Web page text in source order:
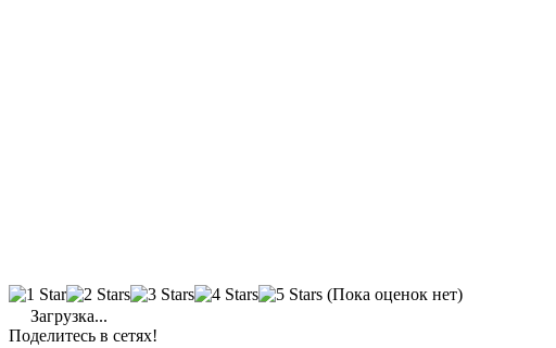
(Пока оценок нет)
Загрузка...
Поделитесь в сетях!